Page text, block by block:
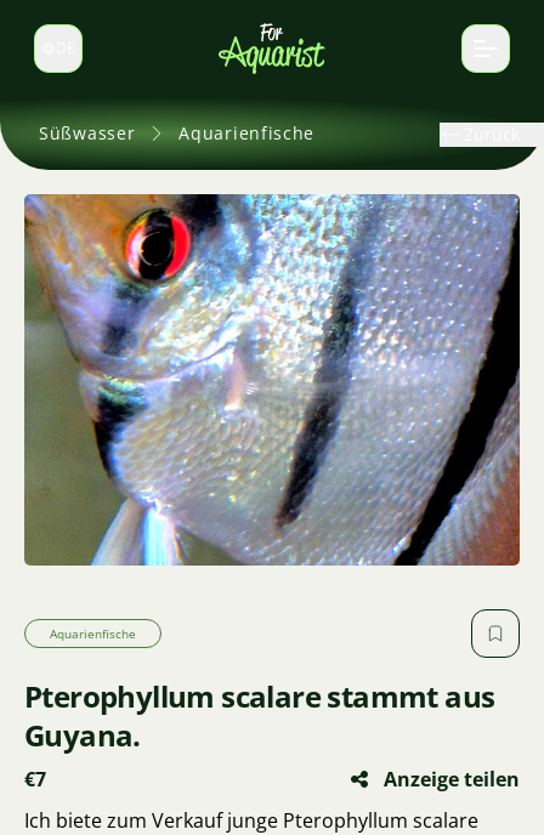
Sprache wechseln
Süßwasser Aquarienfische
Aquarienfische
Pterophyllum scalare stammt aus
Guyana.
€7
Anzeige teilen
Ich biete zum Verkauf junge Pterophyllum scalare